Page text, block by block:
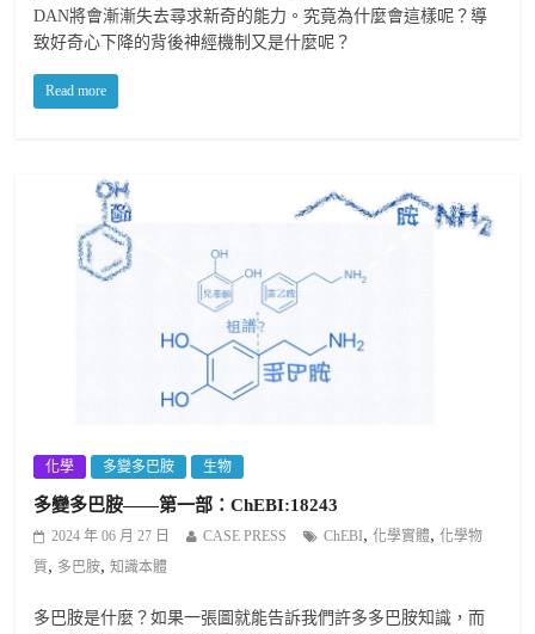
DAN將會漸漸失去尋求新奇的能力。究竟為什麼會這樣呢？導
致好奇心下降的背後神經機制又是什麼呢？
Read more
化學 多變多巴胺 生物
多變多巴胺——第一部：ChEBI:18243
2024 年 06 月 27 日 CASE PRESS ChEBI,化學實體,化學物
質, 多巴胺,知識本體
多巴胺是什麼？如果一張圖就能告訴我們許多多巴胺知識，而